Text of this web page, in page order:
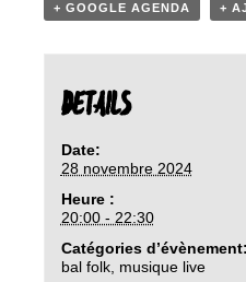
+ GOOGLE AGENDA +
DETAILS
Date:
28 novembre 2024
Heure :
20:00 - 22:30
Catégories d’évènement:
bal folk, musique live